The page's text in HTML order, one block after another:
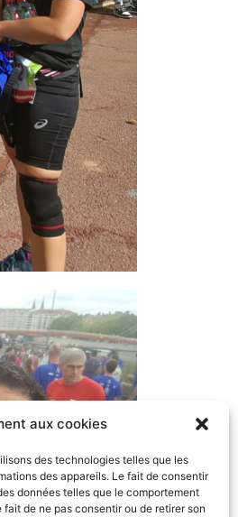
aux cookies
des technologies telles que les
des appareils. Le fait de consentir
données telles que le comportement
de ne pas consentir ou de retirer son